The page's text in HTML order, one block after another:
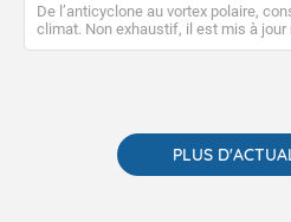
De l’anticyclone au vortex polaire,
climat. Non exhaustif, il est mis à jour
publications. Vous y trouverez
PLUS